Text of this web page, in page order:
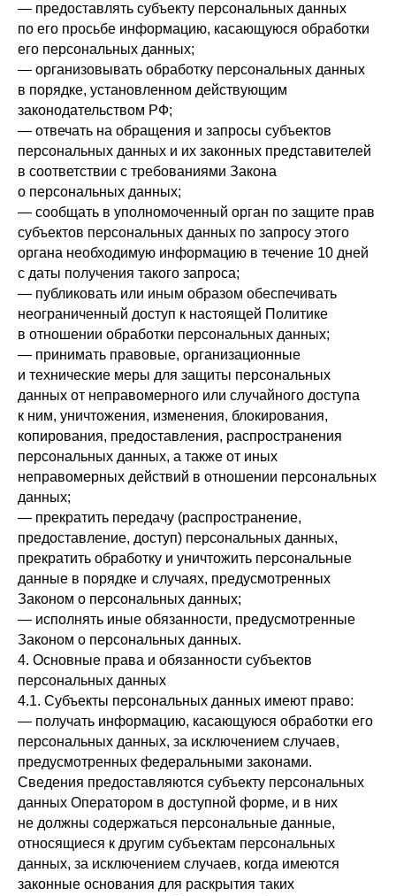
— предоставлять субъекту персональных данных
по его просьбе информацию, касающуюся обработки
его персональных данных;
— организовывать обработку персональных данных
в порядке, установленном действующим
законодательством РФ;
— отвечать на обращения и запросы субъектов
персональных данных и их законных представителей
в соответствии с требованиями Закона
о персональных данных;
— сообщать в уполномоченный орган по защите прав
субъектов персональных данных по запросу этого
органа необходимую информацию в течение 10 дней
с даты получения такого запроса;
— публиковать или иным образом обеспечивать
неограниченный доступ к настоящей Политике
в отношении обработки персональных данных;
— принимать правовые, организационные
и технические меры для защиты персональных
данных от неправомерного или случайного доступа
к ним, уничтожения, изменения, блокирования,
копирования, предоставления, распространения
персональных данных, а также от иных
неправомерных действий в отношении персональных
данных;
— прекратить передачу (распространение,
предоставление, доступ) персональных данных,
прекратить обработку и уничтожить персональные
данные в порядке и случаях, предусмотренных
Законом о персональных данных;
— исполнять иные обязанности, предусмотренные
Законом о персональных данных.
4. Основные права и обязанности субъектов
персональных данных
4.1. Субъекты персональных данных имеют право:
— получать информацию, касающуюся обработки его
персональных данных, за исключением случаев,
предусмотренных федеральными законами.
Сведения предоставляются субъекту персональных
данных Оператором в доступной форме, и в них
не должны содержаться персональные данные,
относящиеся к другим субъектам персональных
данных, за исключением случаев, когда имеются
законные основания для раскрытия таких